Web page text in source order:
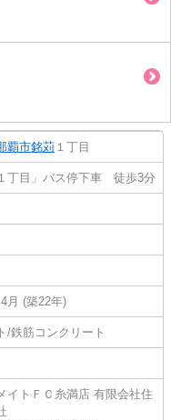
覇市銘苅 １丁目
丁目」バス停下車 徒歩3分
月 (築22年)
/鉄筋コンクリート
イトＦＣ糸満店 有限会社住